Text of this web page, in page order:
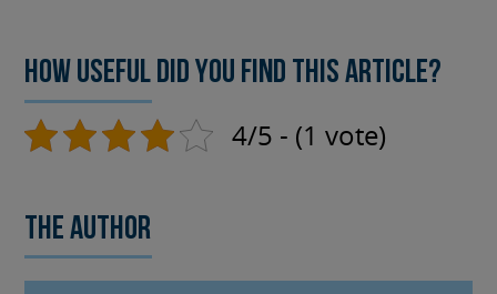
How useful did you find this article?
4/5 - (1 vote)
The author